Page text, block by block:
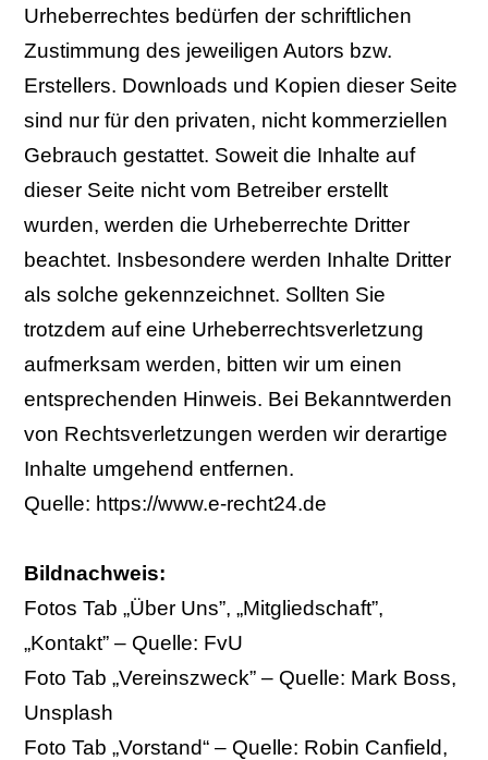
Urheberrechtes bedürfen der schriftlichen
Zustimmung des jeweiligen Autors bzw.
Erstellers. Downloads und Kopien dieser Seite
sind nur für den privaten, nicht kommerziellen
Gebrauch gestattet. Soweit die Inhalte auf
dieser Seite nicht vom Betreiber erstellt
wurden, werden die Urheberrechte Dritter
beachtet. Insbesondere werden Inhalte Dritter
als solche gekennzeichnet. Sollten Sie
trotzdem auf eine Urheberrechtsverletzung
aufmerksam werden, bitten wir um einen
entsprechenden Hinweis. Bei Bekanntwerden
von Rechtsverletzungen werden wir derartige
Inhalte umgehend entfernen.
Quelle: https://www.e-recht24.de
Bildnachweis:
Fotos Tab „Über Uns”, „Mitgliedschaft”,
„Kontakt” – Quelle: FvU
Foto Tab „Vereinszweck” – Quelle: Mark Boss,
Unsplash
Foto Tab „Vorstand“ – Quelle: Robin Canfield,